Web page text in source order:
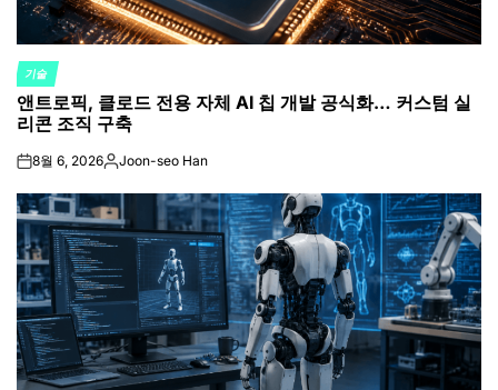
POSTED
IN
기술
앤트로픽, 클로드 전용 자체 AI 칩 개발 공식화… 커스텀 실
리콘 조직 구축
on8월 6, 2026Posted
Joon-seo Han